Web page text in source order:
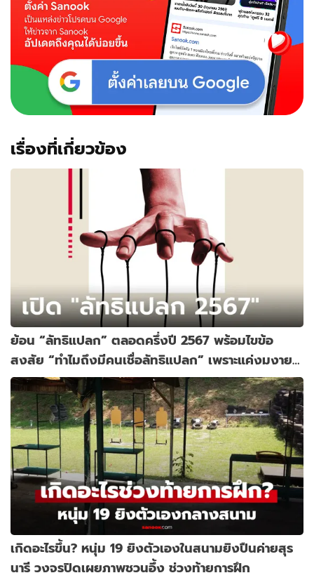
เสีย
ล่าสุด
สึก
แล้ว
เรื่องที่เกี่ยวข้อง
ย้อน “ลัทธิแปลก” ตลอดครึ่งปี 2567 พร้อมไขข้อ
สงสัย “ทำไมถึงมีคนเชื่อลัทธิแปลก” เพราะแค่งมงาย
จริงหรอ์?
เกิดอะไรขึ้น? หนุ่ม 19 ยิงตัวเองในสนามยิงปืนค่ายสุร
นารี วงจรปิดเผยภาพชวนอึ้ง ช่วงท้ายการฝึก